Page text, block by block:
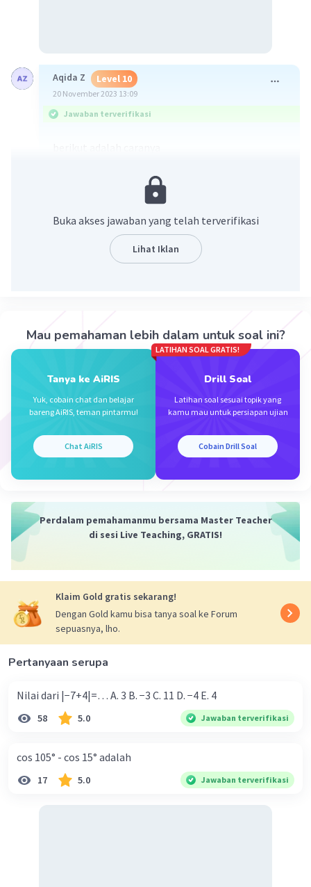
Aqida Z Level 10
20 November 2023 13:09
Jawaban terverifikasi
Buka akses jawaban yang telah terverifikasi
Lihat Iklan
Mau pemahaman lebih dalam untuk soal ini?
Tanya ke AiRIS
Yuk, cobain chat dan belajar
bareng AiRIS, teman pintarmu!
Chat AiRIS
LATIHAN SOAL GRATIS!
Drill Soal
Latihan soal sesuai topik yang
kamu mau untuk persiapan ujian
Cobain Drill Soal
Perdalam pemahamanmu bersama Master Teacher
di sesi Live Teaching, GRATIS!
Klaim Gold gratis sekarang!
Dengan Gold kamu bisa tanya soal ke Forum
sepuasnya, lho.
Pertanyaan serupa
Nilai dari |−7+4|=… A. 3 B. −3 C. 11 D. −4 E. 4
58 5.0 Jawaban terverifikasi
cos 105° - cos 15° adalah
17 5.0 Jawaban terverifikasi